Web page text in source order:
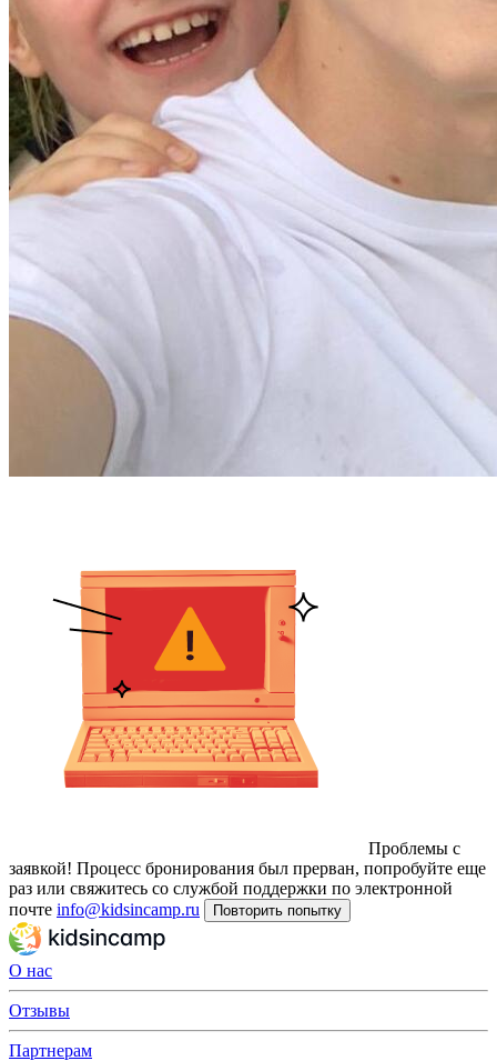
Проблемы с
заявкой! Процесс бронирования был прерван, попробуйте еще
раз или свяжитесь со службой поддержки по электронной
почте info@kidsincamp.ru Повторить попытку
О нас
Отзывы
Партнерам